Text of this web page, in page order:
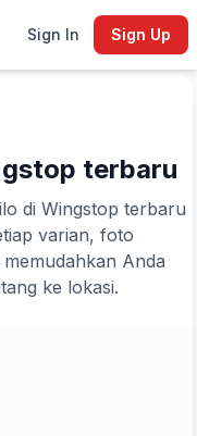
Sign In Sign Up
terbaru
di Wingstop terbaru
varian, foto
Anda
ke lokasi.